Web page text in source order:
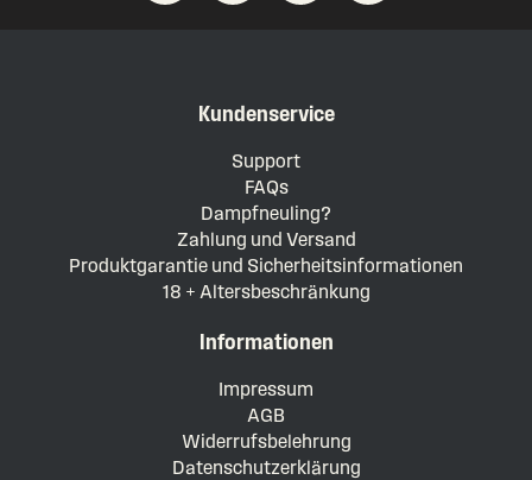
Kundenservice
Support
FAQs
Dampfneuling?
Zahlung und Versand
Produktgarantie und Sicherheitsinformationen
18 + Altersbeschränkung
Informationen
Impressum
AGB
Widerrufsbelehrung
Datenschutzerklärung